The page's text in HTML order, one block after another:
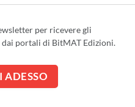
per ricevere gli
portali di BitMAT Edizioni.